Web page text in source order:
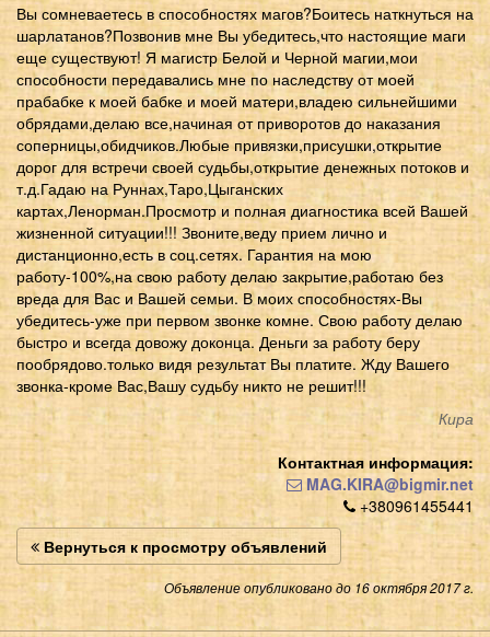
Вы сомневаетесь в способностях магов?Боитесь наткнуться на
шарлатанов?Позвонив мне Вы убедитесь,что настоящие маги
еще существуют! Я магистр Белой и Черной магии,мои
способности передавались мне по наследству от моей
прабабке к моей бабке и моей матери,владею сильнейшими
обрядами,делаю все,начиная от приворотов до наказания
соперницы,обидчиков.Любые привязки,присушки,открытие
дорог для встречи своей судьбы,открытие денежных потоков и
т.д.Гадаю на Руннах,Таро,Цыганских
картах,Ленорман.Просмотр и полная диагностика всей Вашей
жизненной ситуации!!! Звоните,веду прием лично и
дистанционно,есть в соц.сетях. Гарантия на мою
работу-100%,на свою работу делаю закрытие,работаю без
вреда для Вас и Вашей семьи. В моих способностях-Вы
убедитесь-уже при первом звонке комне. Свою работу делаю
быстро и всегда довожу доконца. Деньги за работу беру
пообрядово.только видя результат Вы платите. Жду Вашего
звонка-кроме Вас,Вашу судьбу никто не решит!!!
Кира
Контактная информация:
MAG.KIRA@bigmir.net
+380961455441
Вернуться к просмотру объявлений
Объявление опубликовано до 16 октября 2017 г.